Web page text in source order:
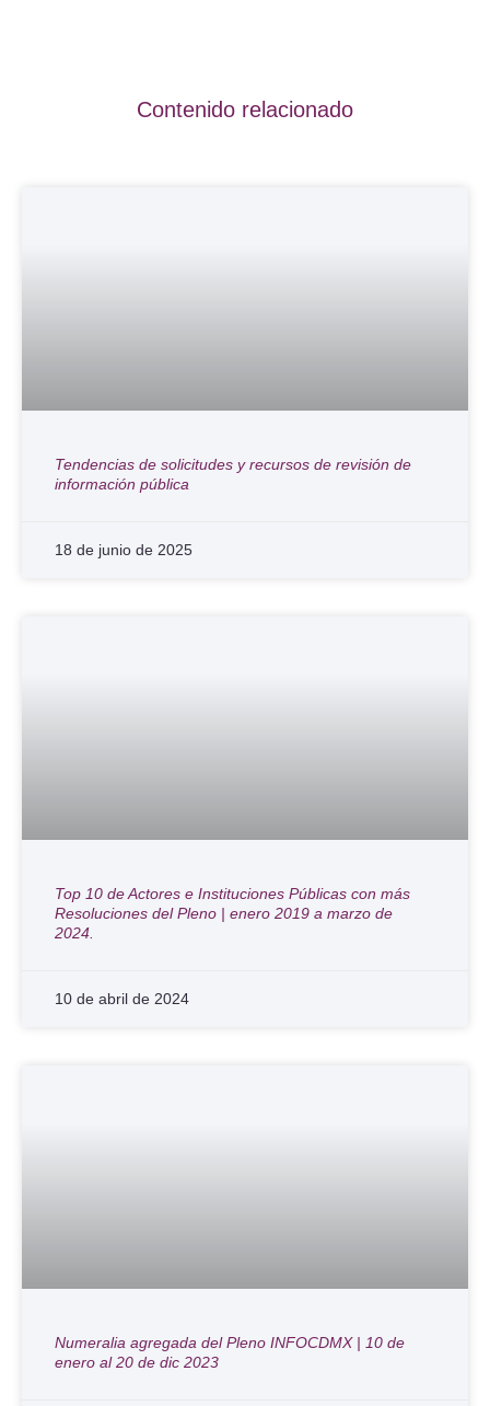
Contenido relacionado
Tendencias de solicitudes y recursos de revisión de
información pública
18 de junio de 2025
Top 10 de Actores e Instituciones Públicas con más
Resoluciones del Pleno | enero 2019 a marzo de
2024.
10 de abril de 2024
Numeralia agregada del Pleno INFOCDMX | 10 de
enero al 20 de dic 2023